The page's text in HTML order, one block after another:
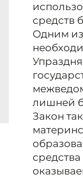
средств
Одним
лишней
Закон